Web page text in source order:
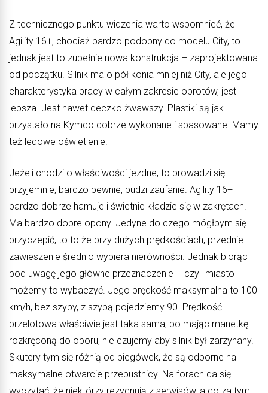
Z technicznego punktu widzenia warto wspomnieć, że
Agility 16+, chociaż bardzo podobny do modelu City, to
jednak jest to zupełnie nowa konstrukcja – zaprojektowana
od początku. Silnik ma o pół konia mniej niż City, ale jego
charakterystyka pracy w całym zakresie obrotów, jest
lepsza. Jest nawet deczko żwawszy. Plastiki są jak
przystało na Kymco dobrze wykonane i spasowane. Mamy
też ledowe oświetlenie.
Jeżeli chodzi o właściwości jezdne, to prowadzi się
przyjemnie, bardzo pewnie, budzi zaufanie. Agility 16+
bardzo dobrze hamuje i świetnie kładzie się w zakrętach.
Ma bardzo dobre opony. Jedyne do czego mógłbym się
przyczepić, to to że przy dużych prędkościach, przednie
zawieszenie średnio wybiera nierówności. Jednak biorąc
pod uwagę jego główne przeznaczenie – czyli miasto –
możemy to wybaczyć. Jego prędkość maksymalna to 100
km/h, bez szyby, z szybą pojedziemy 90. Prędkość
przelotowa właściwie jest taka sama, bo mając manetkę
rozkręconą do oporu, nie czujemy aby silnik był zarzynany.
Skutery tym się różnią od biegówek, że są odporne na
maksymalne otwarcie przepustnicy. Na forach da się